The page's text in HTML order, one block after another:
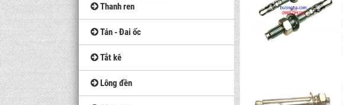
Thanh ren
Tán - Đai ốc
Tắt kê
Lông đền